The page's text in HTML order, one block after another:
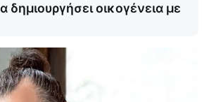
δημιουργήσει οικογένεια με